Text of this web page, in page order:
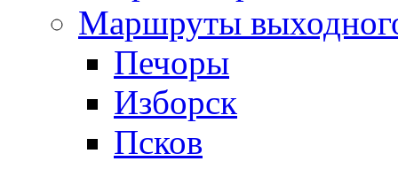
Маршруты
Печоры
Изборск
Псков